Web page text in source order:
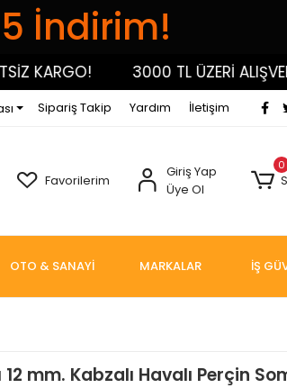
İndirim!
3000 TL ÜZERİ
Sipariş Takip Yardım İletişim
Favorilerim
Giriş Yap
Üye Ol
0
OTO & SANAYİ MARKALAR İŞ
mm. Kabzalı Havalı Perçin